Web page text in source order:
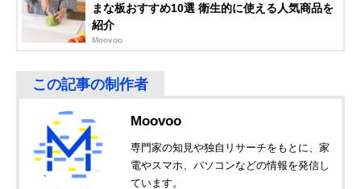
Amazonで見る
Amazonで見る
タケヤ化学工業
ボトル 5ホール
Amazonで見る
(Yamazaki) アクア
ボトル
楽天市場で見る
卓上におすすめ。
まな板おすすめ10選 衛生的に使える人気商品を
紹介
Moovoo
Moovoo
専門家の知見や独自リサーチをもとに、家
電やスマホ、パソコンなどの情報を発信し
ています。